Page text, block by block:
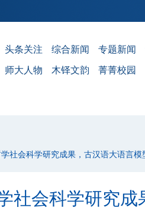
头条关注 综合新闻 专题新闻
师大人物 木铎文韵 菁菁校园
社会科学研究成果，古汉语大语言模
社会科学研究成